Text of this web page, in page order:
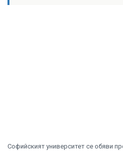
Софийският университет се обяви